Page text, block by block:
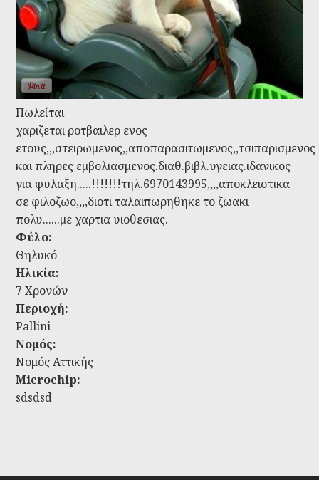
Πωλείται
χαριζεται ροτβαιλερ ενος
ετους,,,στειρωμενος,,αποπαρασιτωμενος,,τσιπαρισμενος
και πληρες εμβολιασμενος.διαθ.βιβλ.υγειας.ιδανικος
για φυλαξη.....!!!!!!!τηλ.6970143995,,,,αποκλειστικα
σε φιλοζωο,,,,διοτι ταλαιπωρηθηκε το ζωακι
πολυ......με χαρτια υιοθεσιας.
Φύλο:
Θηλυκό
Ηλικία:
7 Χρονών
Περιοχή:
Pallini
Νομός:
Νομός Αττικής
Microchip:
sdsdsd